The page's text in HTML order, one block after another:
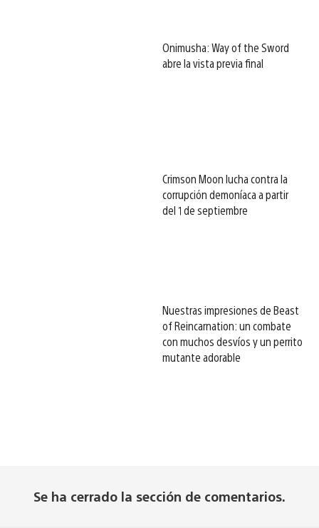
Onimusha: Way of the Sword
abre la vista previa final
Crimson Moon lucha contra la
corrupción demoníaca a partir
del 1 de septiembre
Nuestras impresiones de Beast
of Reincarnation: un combate
con muchos desvíos y un perrito
mutante adorable
Se ha cerrado la sección de comentarios.